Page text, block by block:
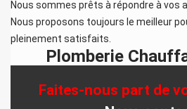
Nous sommes prêts à répondre à vos
Nous proposons toujours le meilleur
pleinement satisfaits.
Plomberie
Faites-nous part de